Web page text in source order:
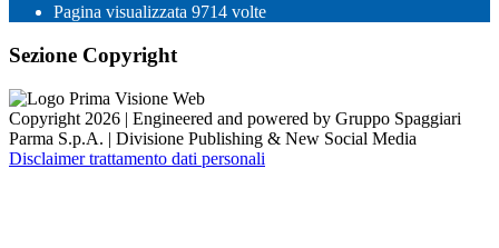
Pagina visualizzata 9714 volte
Sezione Copyright
Copyright 2026 | Engineered and powered by Gruppo Spaggiari
Parma S.p.A. | Divisione Publishing & New Social Media
Disclaimer trattamento dati personali